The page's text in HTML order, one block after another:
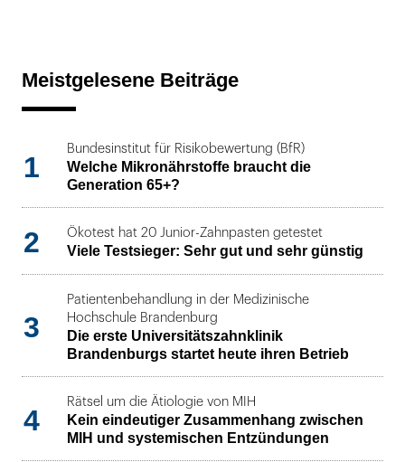
Meistgelesene Beiträge
1
Bundesinstitut für Risikobewertung (BfR)
Welche Mikronährstoffe braucht die
Generation 65+?
2 Ökotest hat 20 Junior-Zahnpasten getestet
Viele Testsieger: Sehr gut und sehr günstig
3
Patientenbehandlung in der Medizinische
Hochschule Brandenburg
Die erste Universitätszahnklinik
Brandenburgs startet heute ihren Betrieb
4
Rätsel um die Ätiologie von MIH
Kein eindeutiger Zusammenhang zwischen
MIH und systemischen Entzündungen